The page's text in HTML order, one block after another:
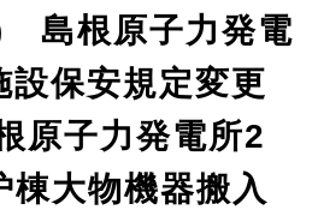
島根原子力発電
保安規定変更
原子力発電所2
棟大物機器搬入